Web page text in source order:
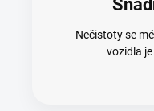
Nečistoty se
vozidla